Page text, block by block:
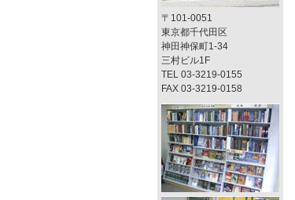
〒101-0051
東京都千代田区
神田神保町1-34
三村ビル1F
TEL 03-3219-0155
FAX 03-3219-0158